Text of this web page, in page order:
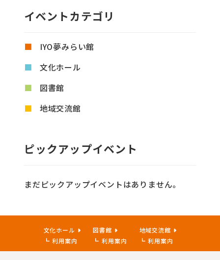
イベントカテゴリ
IYO夢みらい館
文化ホール
図書館
地域交流館
ピックアップイベント
まだピックアップイベントはありません。
文化ホール
利用案内
図書館
利用案内
地域交流館
利用案内